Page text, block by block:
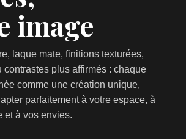
image
laque mate, finitions texturées,
contrastes plus affirmés : chaque
comme une création unique,
parfaitement à votre espace, à
et à vos envies.